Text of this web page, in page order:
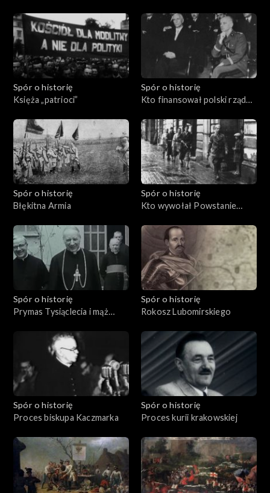
Spór o historię
Księża „patrioci”
Spór o historię
Kto finansował polski rząd
Spór o historię
Błękitna Armia
Spór o historię
Kto wywołał Powstanie
Spór o historię
Prymas Tysiąclecia i mąż
Spór o historię
Rokosz Lubomirskiego
Spór o historię
Proces biskupa Kaczmarka
Spór o historię
Proces kurii krakowskiej